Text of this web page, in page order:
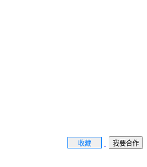
收藏 我要合作